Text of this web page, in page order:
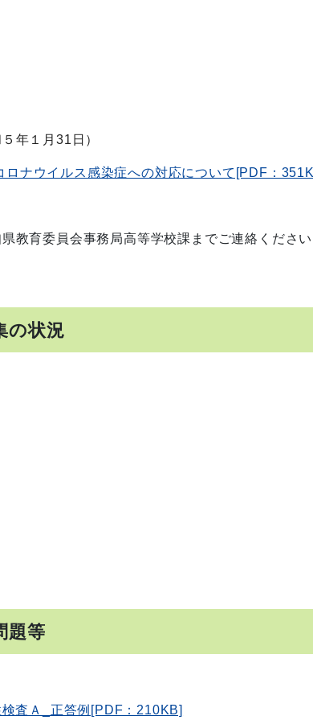
年１月31日）
ナウイルス感染症への対応について[PDF：
育委員会事務局高等学校課までご連絡ください
の状況
題等
査Ａ_正答例[PDF：210KB]